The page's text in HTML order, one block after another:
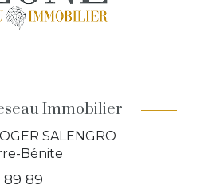
Immobilier
SALENGRO
Bénite
89